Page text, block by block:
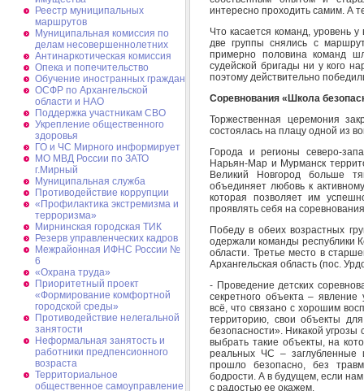
Реестр муниципальных
маршрутов
Муниципальная комиссия по
делам несовершеннолетних
Антинаркотическая комиссия
Опека и попечительство
Обучение иностранных граждан
ОСФР по Архангельской
области и НАО
Поддержка участникам СВО
Укрепление общественного
здоровья
ГО и ЧС Мирного информирует
МО МВД России по ЗАТО
г.Мирный
Муниципальная cлужба
Противодействие коррупции
«Профилактика экстремизма и
терроризма»
Мирнинская городская ТИК
Резерв управленческих кадров
Межрайонная ИФНС России №
6
«Охрана труда»
Приоритетный проект
«Формирование комфортной
городской среды»
Противодействие нелегальной
занятости
Неформальная занятость и
работники предпенсионного
возраста
Территориальное
общественное самоуправление
интересно проходить самим. А
Что касается команд, уровень
две группы снялись с
примерно половина команд
судейской бригады ни у кого
поэтому действительно
Соревнования «Школа
Торжественная церемония
состоялась на плацу одной из
Города и регионы северо-
Нарьян-Мар и Мурманск
Великий Новгород больше
объединяет любовь к
которая позволяет им
проявлять себя на
Победу в обеих возрастных
одержали команды республики
области. Третье место в
Архангельская область (пос.
- Проведение детских
секретного объекта –
всё, что связано с хорошим
территорию, свои объекты
безопасности». Никакой угрозы
выбрать такие объекты, на
реальных ЧС – заглубленные
прошло безопасно, без
бодрости. А в будущем, если
с радостью ее окажем.